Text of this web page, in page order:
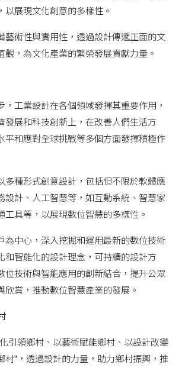
以展現文化創意的多樣性。
藝術性與實用性，透過設計傳遞正面的文
觀，為文化產業的繁榮發展貢獻力量。
，工業設計在各個領域發揮其重要作用，
發展和科技創新上，在改善人們生活方
平和應對全球挑戰等多個方面發揮積極作
多種形式創意設計，包括但不限於軟體應
設計、人工智慧等，如互動系統、智慧家
工具等，以展現數位智慧的多樣性。
為中心，深入挖掘和運用最新的數位技術
和智能化的設計理念，可持續的設計方
位技術與智能應用的創新結合，提升公眾
欣賞，推動數位智慧產業的發展。
引領鄉村、以藝術賦能鄉村、以設計改變
村”，透過設計的力量，助力鄉村振興，推